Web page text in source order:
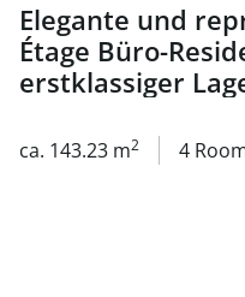
Elegante und
Étage Büro-
erstklassiger
Schloss
ca. 143.23 m2 4